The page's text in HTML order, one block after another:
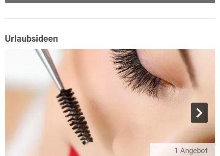
Urlaubsideen
1 Angebot